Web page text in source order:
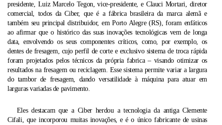
presidente, Luiz Marcelo Tegon, vice-presidente, e Clauci Mortari, diretor
comercial, todos da Ciber, que é a fábrica brasileira da marca alemã e
também seu principal distribuidor, em Porto Alegre (RS), foram enfáticos
ao afirmar que o histórico das suas inovações tecnológicas vem de longa
data, envolvendo os seus componentes críticos, como, por exemplo, os
dentes de fresagem, cujo perfil de corte e exclusivo sistema de troca rápida
foram projetados pelos técnicos da própria fabrica – visando otimizar os
resultados na fresagem ou reciclagem. Esse sistema permite variar a largura
do tambor de fresagem, dando versatilidade à máquina para atuar em
larguras variadas de pavimento.
Eles destacam que a Ciber herdou a tecnologia da antiga Clemente
Cifali, que incorporou muitas inovações, e é o único fabricante de usinas